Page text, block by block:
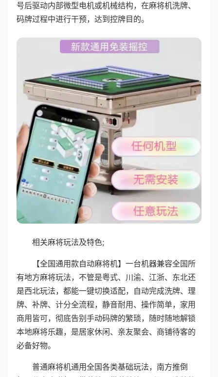
号后驱动内部微型电机或机械结构，在麻将机洗牌、
码牌过程中进行干预，达到控牌目的。
相关麻将玩法及特色;
【全国通用款自动麻将机】一台机器兼容全国所
有地方麻将玩法，不管是粤式、川渝、江浙、东北还
是西北玩法，都能一键切换适配，自动完成洗牌、理
牌、补牌、计分全流程，静音耐用、操作简单，家用
商用皆可，彻底告别手动码牌的繁琐，随时随地解锁
本地麻将乐趣，是居家休闲、亲友聚会、商铺待客的
必备好物。
普通麻将机通用全国各类基础玩法，南方推倒